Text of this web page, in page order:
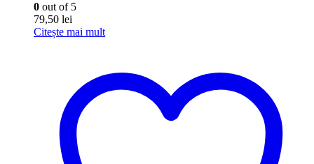
0 out of 5
79,50 lei
Citește mai mult